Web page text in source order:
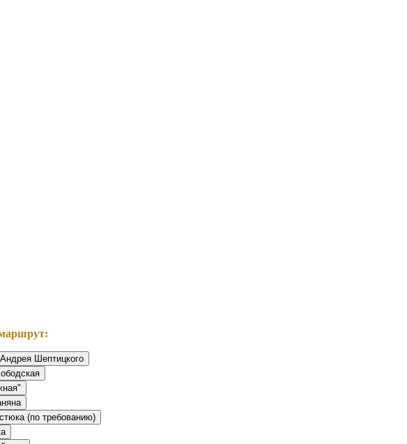
Шептицкого
(по требованию)